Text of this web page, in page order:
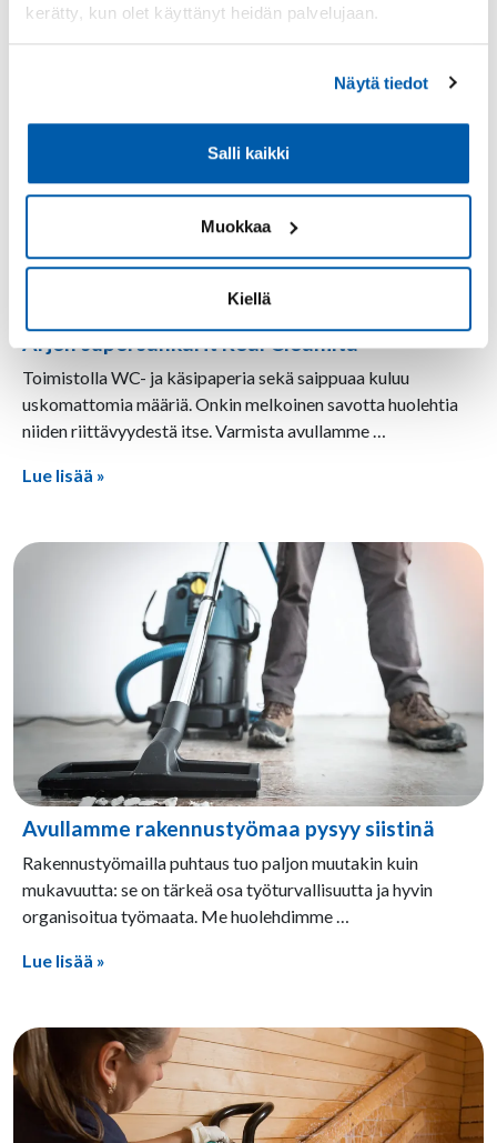
kerätty, kun olet käyttänyt heidän palvelujaan.
Näytä tiedot
Salli kaikki
Muokkaa
Kiellä
Arjen supersankarit Real Cleanilta
Toimistolla WC- ja käsipaperia sekä saippuaa kuluu
uskomattomia määriä. Onkin melkoinen savotta huolehtia
niiden riittävyydestä itse. Varmista avullamme …
Lue lisää »
Avullamme rakennustyömaa pysyy siistinä
22.4.2026
Rakennustyömailla puhtaus tuo paljon muutakin kuin
mukavuutta: se on tärkeä osa työturvallisuutta ja hyvin
organisoitua työmaata. Me huolehdimme …
Lue lisää »